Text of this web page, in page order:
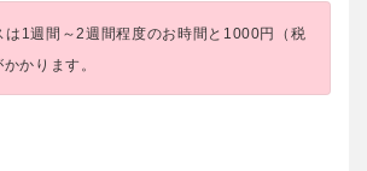
は1週間～2週間程度のお時間と1000円（税
かります。